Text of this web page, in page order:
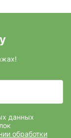
данных
обработки